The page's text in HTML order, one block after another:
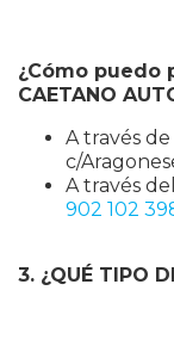
¿Cómo puedo
CAETANO
A través
c/
A través
902 102
3. ¿QUÉ TIPO